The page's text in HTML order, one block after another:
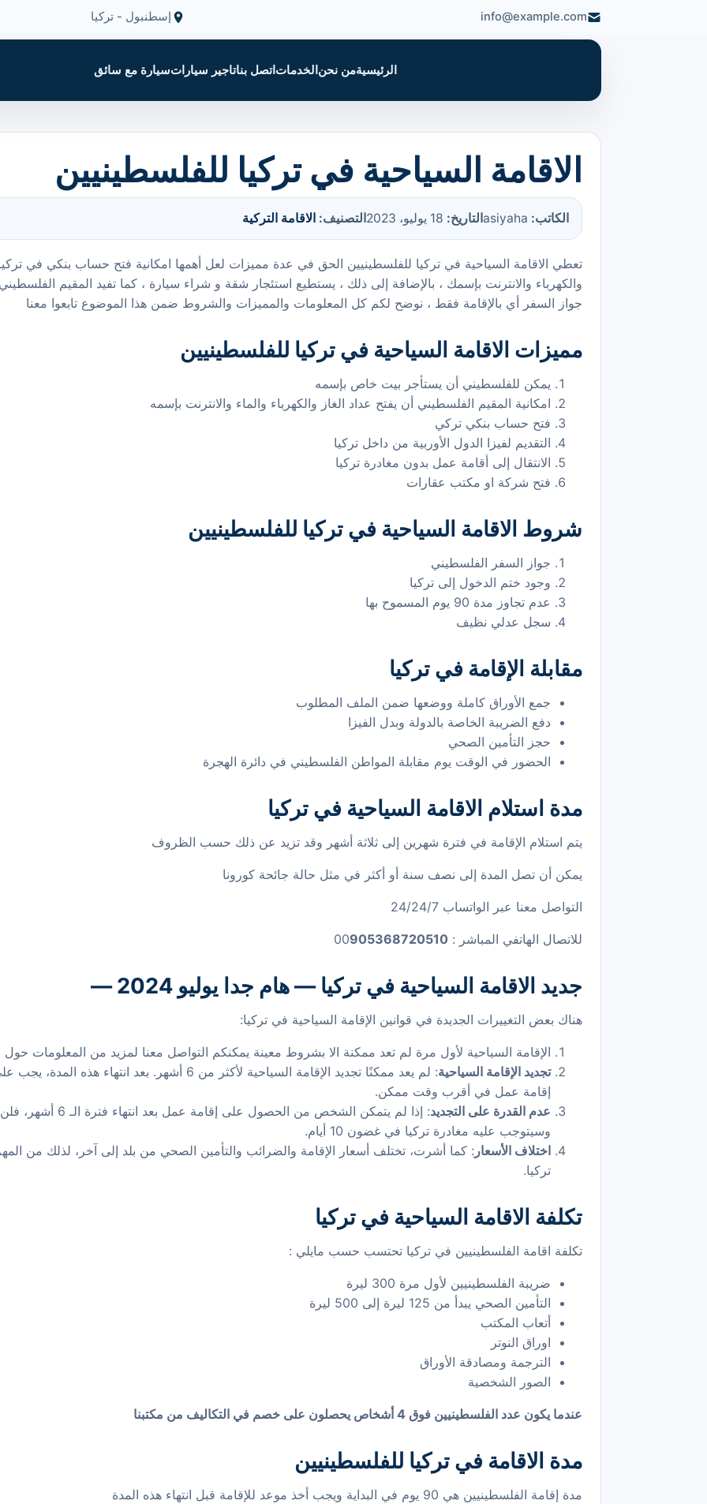
info@example.com إسطنبول - تركيا
الرئيسيةمن نحن الخدمات اتصل بناتاجير سياراتسيارة مع سائق
الاقامة السياحية في تركيا للفلسطينيين
الكاتب: التاريخ: التصنيف: الاقامة التركية
تعطي الاقامة السياحية في تركيا للفلسطينيين الحق في عدة مميزات لعل أهمها امكانية فتح حساب بنكي في
والكهرباء والانترنت بإسمك ، بالإضافة إلى ذلك ، يستطيع استئجار شقة و شراء سيارة ، كما تفيد المقيم
جواز السفر أي بالإقامة فقط ، نوضح لكم كل المعلومات والمميزات والشروط ضمن هذا الموضوع تابعوا معنا
مميزات الاقامة السياحية في تركيا للفلسطينيين
يمكن للفلسطيني أن يستأجر بيت خاص بإسمه
امكانية المقيم الفلسطيني أن يفتح عداد الغاز والكهرباء والماء والانترنت بإسمه
فتح حساب بنكي تركي
التقديم لفيزا الدول الأوربية من داخل تركيا
الانتقال إلى أقامة عمل بدون مغادرة تركيا
فتح شركة او مكتب عقارات
شروط الاقامة السياحية في تركيا للفلسطينيين
جواز السفر الفلسطيني
وجود ختم الدخول إلى تركيا
عدم تجاوز مدة 90 يوم المسموح بها
سجل عدلي نظيف
مقابلة الإقامة في تركيا
جمع الأوراق كاملة ووضعها ضمن الملف المطلوب
دفع الضريبة الخاصة بالدولة وبدل الفيزا
حجز التأمين الصحي
الحضور في الوقت يوم مقابلة المواطن الفلسطيني في دائرة الهجرة
مدة استلام الاقامة السياحية في تركيا
يتم استلام الإقامة في فترة شهرين إلى ثلاثة أشهر وقد تزيد عن ذلك حسب الظروف
يمكن أن تصل المدة إلى نصف سنة أو أكثر في مثل حالة جائحة كورونا
التواصل معنا عبر الواتساب 24/24/7
للاتصال الهاتفي المباشر : 00 905368720510
جديد الاقامة السياحية في تركيا — هام جدا يوليو 2024 —
هناك بعض التغييرات الجديدة في قوانين الإقامة السياحية في تركيا:
الإقامة السياحية لأول مرة لم تعد ممكنة الا بشروط معينة يمكنكم التواصل معنا لمزيد من المعلومات
تجديد الإقامة السياحية
: لم يعد ممكنًا تجديد الإقامة السياحية لأكثر من 6
إقامة عمل في أقرب وقت ممكن.
عدم القدرة على التجديد
: إذا لم يتمكن الشخص
وسيتوجب عليه مغادرة تركيا في غضون 10 أيام.
اختلاف الأسعار : كما أشرت، تختلف أسعار الإقامة والضرائب والتأمين الصحي من بلد إلى آخر، لذلك من
تركيا.
تكلفة الاقامة السياحية في تركيا
تكلفة اقامة الفلسطينيين في تركيا تحتسب حسب مايلي :
ضريبة الفلسطينيين لأول مرة 300 ليرة
التأمين الصحي يبدأ من 125 ليرة إلى 500 ليرة
أتعاب المكتب
اوراق النوتر
الترجمة ومصادقة الأوراق
الصور الشخصية
عندما يكون عدد الفلسطينيين فوق 4 أشخاص يحصلون على خصم في التكاليف من مكتبنا
مدة الاقامة في تركيا للفلسطينيين
مدة إقامة الفلسطينيين هي 90 يوم في البداية ويجب أخذ موعد للإقامة قبل انتهاء هذه المدة